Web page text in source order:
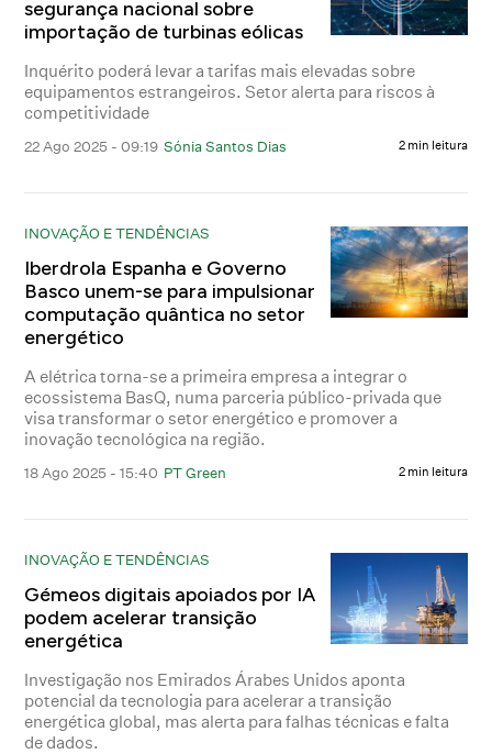
segurança nacional sobre
importação de turbinas eólicas
Inquérito poderá levar a tarifas mais elevadas sobre
equipamentos estrangeiros. Setor alerta para riscos à
competitividade
22 Ago 2025 - 09:19 Sónia Santos Dias 2 min leitura
INOVAÇÃO E TENDÊNCIAS
Iberdrola Espanha e Governo
Basco unem-se para impulsionar
computação quântica no setor
energético
A elétrica torna-se a primeira empresa a integrar o
ecossistema BasQ, numa parceria público-privada que
visa transformar o setor energético e promover a
inovação tecnológica na região.
18 Ago 2025 - 15:40 PT Green 2 min leitura
INOVAÇÃO E TENDÊNCIAS
Gémeos digitais apoiados por IA
podem acelerar transição
energética
Investigação nos Emirados Árabes Unidos aponta
potencial da tecnologia para acelerar a transição
energética global, mas alerta para falhas técnicas e falta
de dados.